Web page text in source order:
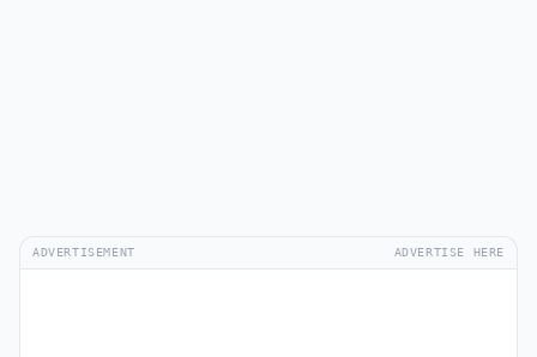
ADVERTISEMENT ADVERTISE HERE